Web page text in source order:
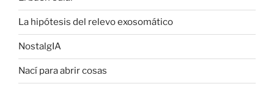
La hipótesis del relevo exosomático
NostalgIA
Nací para abrir cosas